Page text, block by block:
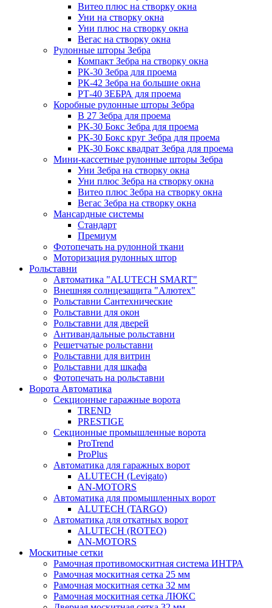
Витео плюс на створку окна
Уни на створку окна
Уни плюс на створку окна
Вегас на створку окна
Рулонные шторы Зебра
Компакт Зебра на створку окна
РК-30 Зебра для проема
РК-42 Зебра на большие окна
РТ-40 ЗЕБРА для проема
Коробные рулонные шторы Зебра
B 27 Зебра для проема
РК-30 Бокс Зебра для проема
РК-30 Бокс круг Зебра для проема
РК-30 Бокс квадрат Зебра для проема
Мини-кассетные рулонные шторы Зебра
Уни Зебра на створку окна
Уни плюс Зебра на створку окна
Витео плюс Зебра на створку окна
Вегас Зебра на створку окна
Мансардные системы
Стандарт
Премиум
Фотопечать на рулонной ткани
Моторизация рулонных штор
Рольставни
Автоматика "ALUTECH SMART"
Внешняя солнцезащита "Алютех"
Рольставни Сантехнические
Рольставни для окон
Рольставни для дверей
Антивандальные рольставни
Решетчатые рольставни
Рольставни для витрин
Рольставни для шкафа
Фотопечать на рольставни
Ворота Автоматика
Секционные гаражные ворота
TREND
PRESTIGE
Секционные промышленные ворота
ProTrend
ProPlus
Автоматика для гаражных ворот
ALUTECH (Levigato)
AN-MOTORS
Автоматика для промышленных ворот
ALUTECH (TARGO)
Автоматика для откатных ворот
ALUTECH (ROTEO)
AN-MOTORS
Москитные сетки
Рамочная противомоскитная система ИНТРА
Рамочная москитная сетка 25 мм
Рамочная москитная сетка 32 мм
Рамочная москитная сетка ЛЮКС